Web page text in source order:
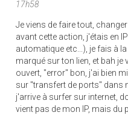
17h58
Je viens de faire tout,
avant cette action, j'étais en
automatique etc...), je fais à
marqué sur ton lien, et bah je
ouvert, "error" bon, j'ai bien
sur "transfert de ports" dans
j'arrive à surfer sur internet,
vient pas de mon IP, mais du